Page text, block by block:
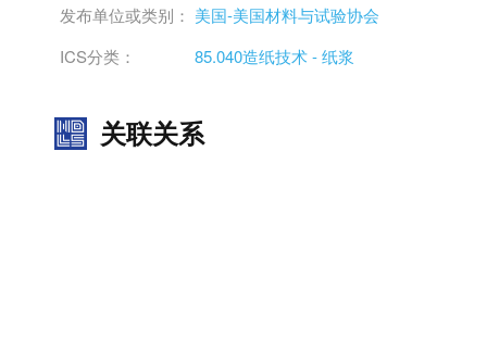
发布单位或类别： 美国-美国材料与试验协会
ICS分类：
85.040造纸技术 - 纸浆
关联关系